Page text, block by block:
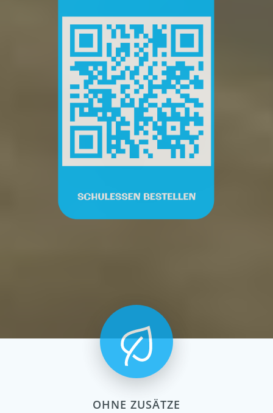
OHNE ZUSÄTZE